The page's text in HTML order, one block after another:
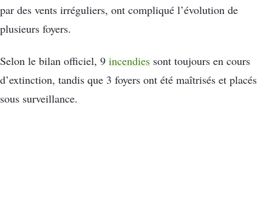
par des vents irréguliers, ont compliqué l’évolution de
plusieurs foyers.
Selon le bilan officiel, 9 incendies sont toujours en cours
d’extinction, tandis que 3 foyers ont été maîtrisés et placés
sous surveillance.